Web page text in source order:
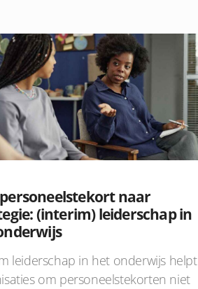
naar
(interim) leiderschap in
leiderschap in het onderwijs helpt
om personeelstekorten niet